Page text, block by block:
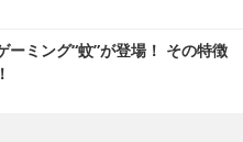
ーミング“蚊”が登場！ その特徴